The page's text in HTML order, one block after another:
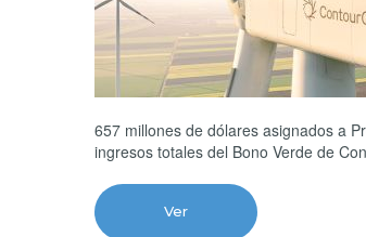
657 millones de dólares asignados a
ingresos totales del Bono Verde de
Ver